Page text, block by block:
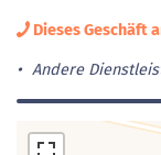
Dieses Geschäft
Andere